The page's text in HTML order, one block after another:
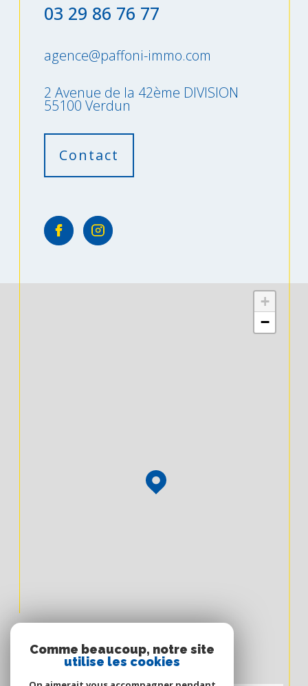
+
−
03 29 86 76 77
agence@paffoni-immo.com
2 Avenue de la 42ème DIVISION
55100 Verdun
Contact
Comme beaucoup, notre site
utilise les cookies